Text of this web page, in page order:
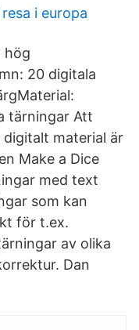
i europa
hög
20 digitala
tärningar Att
material är
Make a Dice
med text
som kan
för t.ex.
av olika
Dan